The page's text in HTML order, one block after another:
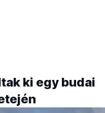
ki egy budai